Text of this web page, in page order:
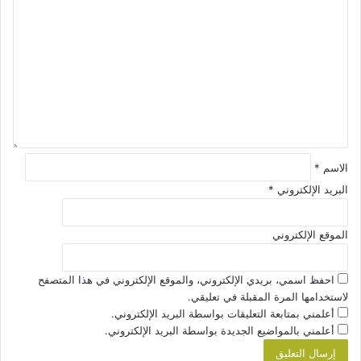
الاسم *
البريد الإلكتروني *
الموقع الإلكتروني
احفظ اسمي، بريدي الإلكتروني، والموقع الإلكتروني في هذا المتصفح
لاستخدامها المرة المقبلة في تعليقي.
أعلمني بمتابعة التعليقات بواسطة البريد الإلكتروني.
أعلمني بالمواضيع الجديدة بواسطة البريد الإلكتروني.